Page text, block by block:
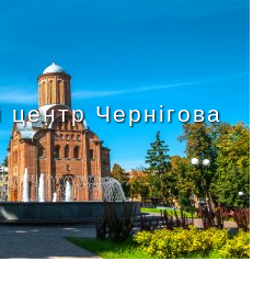
центр Чернігова